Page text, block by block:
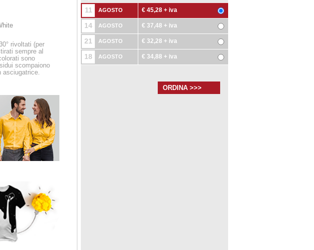
rivoltati (per
sempre al
sono
scompaiono
asciugatrice.
11 AGOSTO € 45,28 + iva
14 AGOSTO € 37,48 + iva
21 AGOSTO € 32,28 + iva
18 AGOSTO € 34,88 + iva